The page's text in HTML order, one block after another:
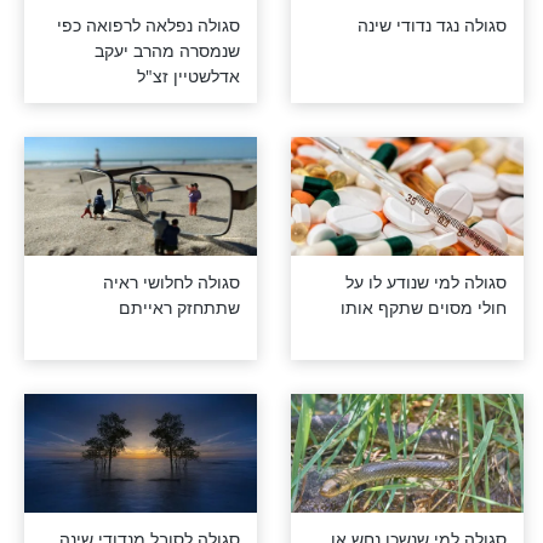
העיניים
בזכות סגולה זו - נרפאה
הנערה מבעיות הנשימה